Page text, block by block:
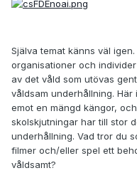
Själva temat känns väl
organisationer och
av det våld som utövas
våldsam underhållning.
emot en mängd kängor,
skolskjutningar har till stor
underhållning. Vad tror du
filmer och/eller spel ett
våldsamt?